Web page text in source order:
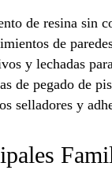
de resina sin
de
y lechadas
de pegado de
selladores y